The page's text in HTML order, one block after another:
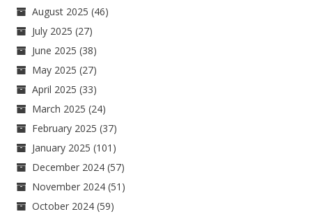
August 2025 (46)
July 2025 (27)
June 2025 (38)
May 2025 (27)
April 2025 (33)
March 2025 (24)
February 2025 (37)
January 2025 (101)
December 2024 (57)
November 2024 (51)
October 2024 (59)